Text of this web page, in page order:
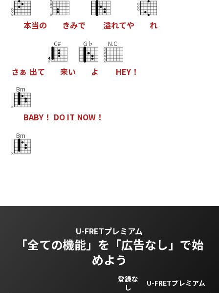
本当の きみで 溢れてや れ
さぁ 出て
C#
来い
G♭
よ
N.C.
HEY ！
Bm
BABY！ DO IT NOW！
Bm
U-FRETプレミアム
「全ての機能」を 「広告なし」で始
めよう
登録な
し
U-FRETプレミアム